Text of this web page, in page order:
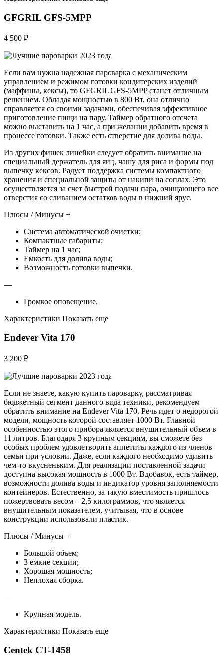
GFGRIL GFS-5MPP
4 500 ₽
Если вам нужна надежная пароварка с механическим
управлением и режимом готовки кондитерских изделий
(маффины, кексы), то GFGRIL GFS-5MPP станет отличным
решением. Обладая мощностью в 800 Вт, она отлично
справляется со своими задачами, обеспечивая эффективное
приготовление пищи на пару. Таймер обратного отсчета
можно выставить на 1 час, а при желании добавить время в
процессе готовки. Также есть отверстие для долива воды.
Из других фишек линейки следует обратить внимание на
специальный держатель для яиц, чашу для риса и формы под
выпечку кексов. Радует поддержка системы компактного
хранения и специальной защиты от накипи на соплах. Это
осуществляется за счет быстрой подачи пара, очищающего все
отверстия со сливанием остатков воды в нижний ярус.
Плюсы / Минусы +
Система автоматической очистки;
Компактные габариты;
Таймер на 1 час;
Емкость для долива воды;
Возможность готовки выпечки.
—
Громкое оповещение.
Характеристики Показать еще
Endever Vita 170
3 200 ₽
Если не знаете, какую купить пароварку, рассматривая
бюджетный сегмент данного вида техники, рекомендуем
обратить внимание на Endever Vita 170. Речь идет о недорогой
модели, мощность которой составляет 1000 Вт. Главной
особенностью этого прибора является внушительный объем в
11 литров. Благодаря 3 крупным секциям, вы сможете без
особых проблем удовлетворить аппетиты каждого из членов
семьи при условии. Даже, если каждого необходимо удивить
чем-то вкусненьким. Для реализации поставленной задачи
доступна высокая мощность в 1000 Вт. Вдобавок, есть таймер,
возможности долива воды и индикатор уровня заполняемости
контейнеров. Естественно, за такую вместимость пришлось
пожертвовать весом – 2,5 килограммов, что является
внушительным показателем, учитывая, что в основе
конструкции использовали пластик.
Плюсы / Минусы +
Большой объем;
3 емкие секции;
Хорошая мощность;
Неплохая сборка.
—
Крупная модель.
Характеристики Показать еще
Centek CT-1458